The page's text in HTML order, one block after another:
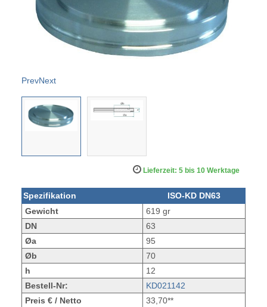
PrevNext
Lieferzeit: 5 bis 10 Werktage
Spezifikation
ISO-KD DN63
Gewicht
619 gr
DN
63
Øa
95
Øb
70
h
12
Bestell-Nr:
KD021142
Preis € / Netto
33,70**